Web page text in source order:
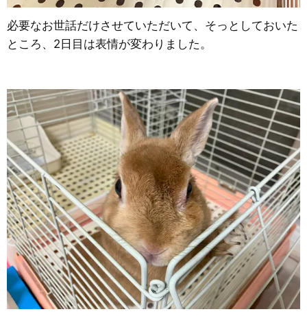
必要なお世話だけさせていただいて、そっとしておいた
ところ、2日目は表情が変わりました。